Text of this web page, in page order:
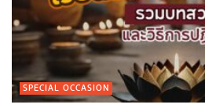
SPECIAL OCCASION